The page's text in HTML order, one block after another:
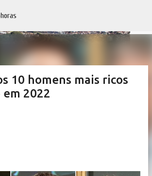
10 homens mais ricos
2022